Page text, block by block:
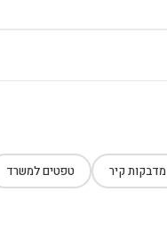
מדבקות קיר טפטים למשרד